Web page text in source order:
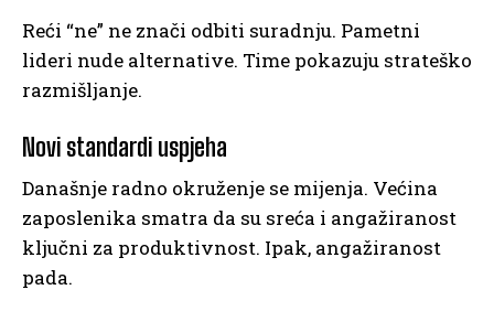
Reći “ne” ne znači odbiti suradnju. Pametni
lideri nude alternative. Time pokazuju strateško
razmišljanje.
Novi standardi uspjeha
Današnje radno okruženje se mijenja. Većina
zaposlenika smatra da su sreća i angažiranost
ključni za produktivnost. Ipak, angažiranost
pada.